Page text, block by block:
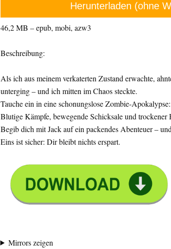
Herunterladen (ohne
46,2 MB – epub, mobi, azw3
Beschreibung:
Als ich aus meinem verkaterten Zustand erwachte,
unterging – und ich mitten im Chaos steckte.
Tauche ein in eine schonungslose Zombie-Apokalypse:
Blutige Kämpfe, bewegende Schicksale und trockener
Begib dich mit Jack auf ein packendes Abenteuer –
Eins ist sicher: Dir bleibt nichts erspart.
Mirrors zeigen